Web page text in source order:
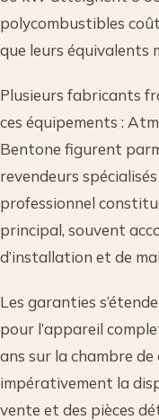
polycombustibles
que leurs équivalents
Plusieurs fabricants
ces équipements :
Bentone figurent
revendeurs
professionnel
principal, souvent
d’installation et de
Les garanties
pour l’appareil
ans sur la chambre
impérativement la
vente et des pièces